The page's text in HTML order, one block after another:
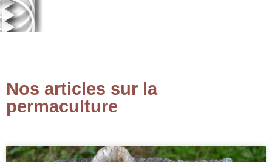
Nos articles sur la
permaculture